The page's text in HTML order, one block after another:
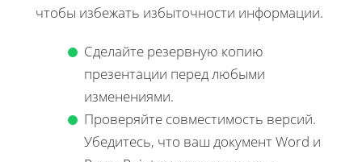
чтобы избежать избыточности информации.
Сделайте резервную копию
презентации перед любыми
изменениями.
Проверяйте совместимость версий.
Убедитесь, что ваш документ Word и